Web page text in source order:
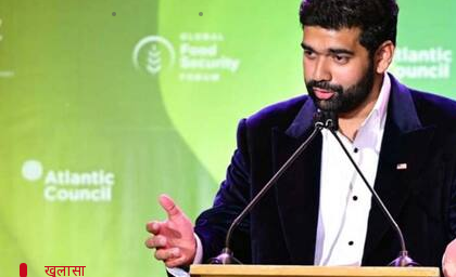
भारतीय मूल के एक व्यवसायी केअमेरिकाकी केंद्रीय
आरोप है कि इस व्यवसायी ने वरिष्ठ अधिकारियों के
इस व्यवसायी की पहचान अमेरिकी व्यवसायी गौरव
खुलासा